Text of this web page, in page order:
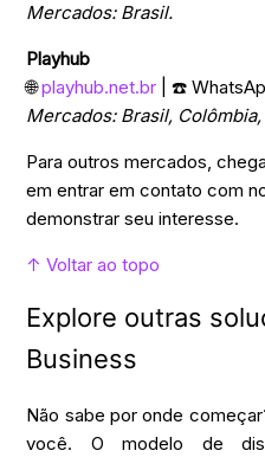
Mercados: Brasil.
Playhub
🌐playhub.net.br | ☎️
Mercados: Brasil,
Para outros mercados,
em entrar em contato com
demonstrar seu interesse.
↑ Voltar ao topo
Explore outras
Business
Não sabe por onde
você. O modelo de